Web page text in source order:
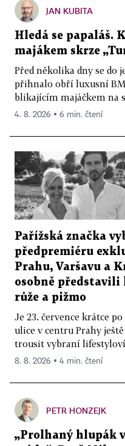
JAN KUBITA
Hledá se papaláš.
majákem skrze
Před několika dny se do
přihnalo obří luxusní
blikajícím majáčkem na
4. 8. 2026 ▪ 6 min. čtení
Pařížská značka
předpremiéru
Prahu, Varšavu a
osobně představili
růže a pižmo
Je 23. července krátce
ulice v centru Prahy
trousit vybraní
8. 8. 2026 ▪ 4 min. čtení
PETR HONZEJK
„Prolhaný hlupák